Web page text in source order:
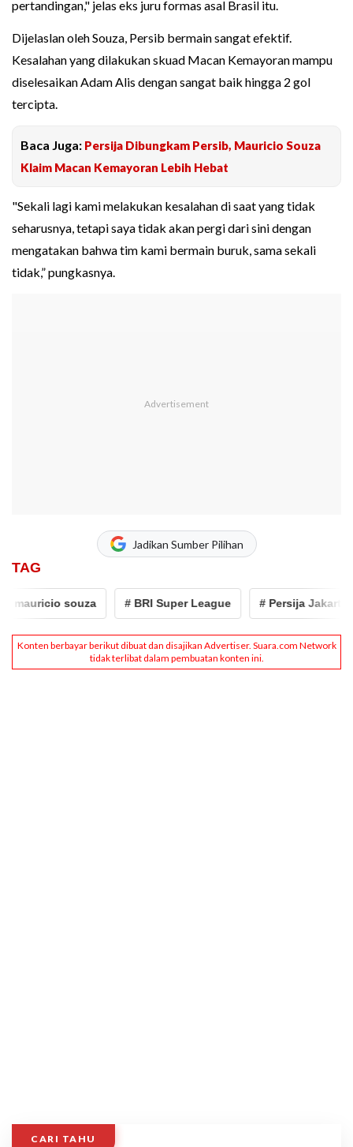
pertandingan," jelas eks juru formas asal Brasil itu.
Dijelaslan oleh Souza, Persib bermain sangat efektif.
Kesalahan yang dilakukan skuad Macan Kemayoran mampu
diselesaikan Adam Alis dengan sangat baik hingga 2 gol
tercipta.
Baca Juga: Persija Dibungkam Persib, Mauricio Souza
Klaim Macan Kemayoran Lebih Hebat
"Sekali lagi kami melakukan kesalahan di saat yang tidak
seharusnya, tetapi saya tidak akan pergi dari sini dengan
mengatakan bahwa tim kami bermain buruk, sama sekali
tidak,” pungkasnya.
Jadikan Sumber Pilihan
TAG
souza # BRI Super League # Persija Jakarta
CARI TAHU